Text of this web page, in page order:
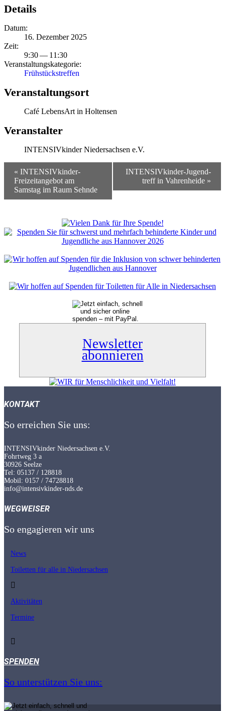
Details
Datum:
16. Dezember 2025
Zeit:
9:30 — 11:30
Veran­stal­tungs­ka­te­gorie:
Frühstücks­treffen
Veranstaltungsort
Café LebensArt in Holtensen
Veran­stalter
INTENSIVkinder Nieder­sachsen e.V.
Event
Navigation
« INTENSIVkinder-
Freizeit­an­gebot am
Samstag im Raum Sehnde
INTENSIVkinder-Jugend­
treff in Vahren­heide »
Newsletter
abonnieren
KONTAKT
So erreichen Sie uns:
INTENSIVkinder Niedersachsen e.V.
Fohrtweg 3 a
30926 Seelze
Tel: 05137 / 128818
Mobil: 0157 / 74728818
info@intensivkinder-nds.de
WEGWEISER
So engagieren wir uns
News
Toiletten für alle in Nieder­sachsen
Aktivitäten
Termine
SPENDEN
So unterstützen Sie uns: